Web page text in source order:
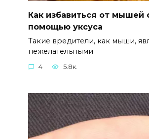
Как избавиться от мышей
помощью уксуса
Такие вредители, как мыши,
нежелательными
4 5.8к.